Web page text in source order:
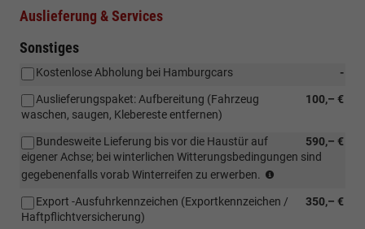
Auslieferung & Services
Sonstiges
-
Kostenlose Abholung bei Hamburgcars
100,– €
Auslieferungspaket: Aufbereitung (Fahrzeug
waschen, saugen, Klebereste entfernen)
590,– €
Bundesweite Lieferung bis vor die Haustür auf
eigener Achse; bei winterlichen Witterungsbedingungen sind
gegebenenfalls vorab Winterreifen zu erwerben.
bis
350,– €
Export -Ausfuhrkennzeichen (Exportkennzeichen /
Haftpflichtversicherung)